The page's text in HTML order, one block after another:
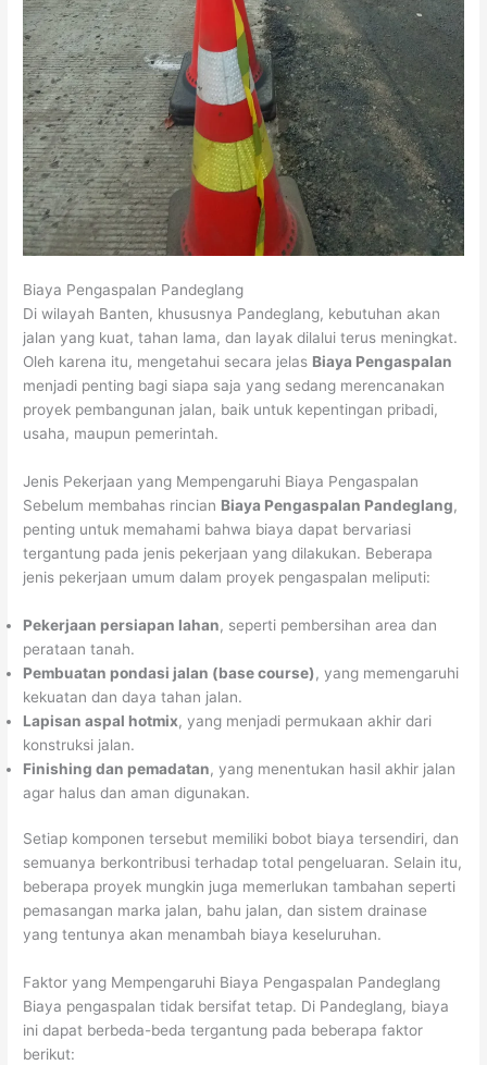
Biaya Pengaspalan Pandeglang
Di wilayah Banten, khususnya Pandeglang, kebutuhan akan
jalan yang kuat, tahan lama, dan layak dilalui terus meningkat.
Oleh karena itu, mengetahui secara jelas Biaya Pengaspalan
menjadi penting bagi siapa saja yang sedang merencanakan
proyek pembangunan jalan, baik untuk kepentingan pribadi,
usaha, maupun pemerintah.
Jenis Pekerjaan yang Mempengaruhi Biaya Pengaspalan
Sebelum membahas rincian Biaya Pengaspalan Pandeglang,
penting untuk memahami bahwa biaya dapat bervariasi
tergantung pada jenis pekerjaan yang dilakukan. Beberapa
jenis pekerjaan umum dalam proyek pengaspalan meliputi:
Pekerjaan persiapan lahan, seperti pembersihan area dan
perataan tanah.
Pembuatan pondasi jalan (base course), yang memengaruhi
kekuatan dan daya tahan jalan.
Lapisan aspal hotmix, yang menjadi permukaan akhir dari
konstruksi jalan.
Finishing dan pemadatan, yang menentukan hasil akhir jalan
agar halus dan aman digunakan.
Setiap komponen tersebut memiliki bobot biaya tersendiri, dan
semuanya berkontribusi terhadap total pengeluaran. Selain itu,
beberapa proyek mungkin juga memerlukan tambahan seperti
pemasangan marka jalan, bahu jalan, dan sistem drainase
yang tentunya akan menambah biaya keseluruhan.
Faktor yang Mempengaruhi Biaya Pengaspalan Pandeglang
Biaya pengaspalan tidak bersifat tetap. Di Pandeglang, biaya
ini dapat berbeda-beda tergantung pada beberapa faktor
berikut: